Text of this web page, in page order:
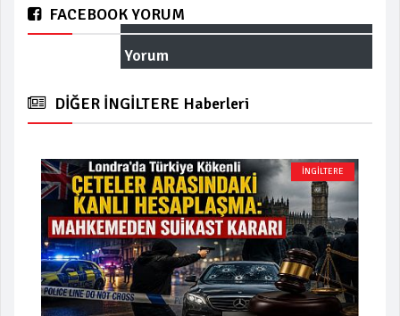
FACEBOOK YORUM
Yorum
DİĞER İNGİLTERE Haberleri
İNGİLTERE